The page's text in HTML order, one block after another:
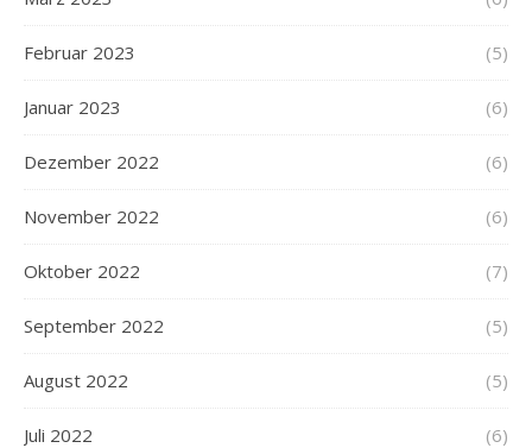
Februar 2023 (5)
Januar 2023 (6)
Dezember 2022 (6)
November 2022 (6)
Oktober 2022 (7)
September 2022 (5)
August 2022 (5)
Juli 2022 (6)